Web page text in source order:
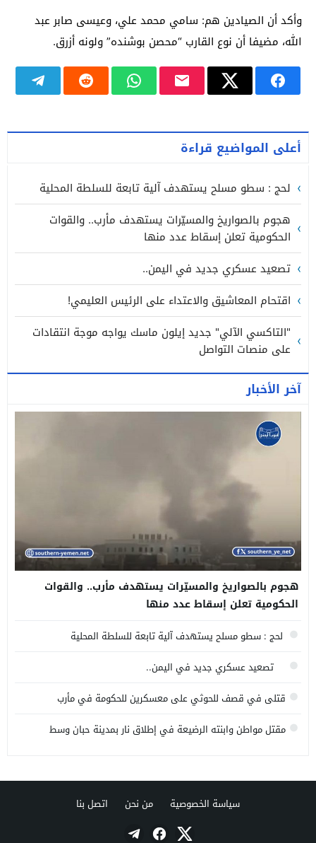
وأكد أن الصيادين هم: سامي محمد علي، وعيسى صابر عبد
الله، مضيفا أن نوع القارب “محصن بوشنده” ولونه أزرق.
أعلى المواضيع قراءة
لحج : سطو مسلح يستهدف آلية تابعة للسلطة المحلية
هجوم بالصواريخ والمسيّرات يستهدف مأرب.. والقوات
الحكومية تعلن إسقاط عدد منها
تصعيد عسكري جديد في اليمن..
اقتحام المعاشيق والاعتداء على الرئيس العليمي!
"التاكسي الآلي" جديد إيلون ماسك يواجه موجة انتقادات
على منصات التواصل
آخر الأخبار
هجوم بالصواريخ والمسيّرات يستهدف مأرب.. والقوات
الحكومية تعلن إسقاط عدد منها
لحج : سطو مسلح يستهدف آلية تابعة للسلطة المحلية
تصعيد عسكري جديد في اليمن..
قتلى في قصف للحوثي على معسكرين للحكومة في مأرب
مقتل مواطن وابنته الرضيعة في إطلاق نار بمدينة حبان وسط
سياسة الخصوصية من نحن اتصل بنا